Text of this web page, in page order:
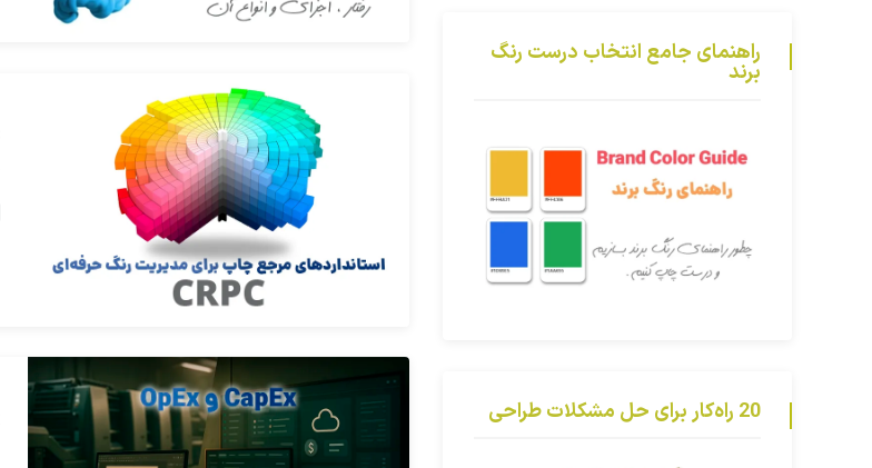
راهنمای جامع انتخاب درست رنگ
برند
20 راه‌کار برای حل مشکلات طراحی